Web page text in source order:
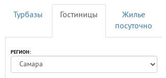
Турбазы Гостиницы
Жилье
посуточно
РЕГИОН: